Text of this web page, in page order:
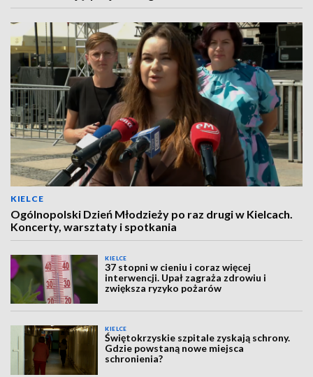
KIELCE
Ogólnopolski Dzień Młodzieży po raz drugi w Kielcach.
Koncerty, warsztaty i spotkania
KIELCE
37 stopni w cieniu i coraz więcej
interwencji. Upał zagraża zdrowiu i
zwiększa ryzyko pożarów
KIELCE
Świętokrzyskie szpitale zyskają schrony.
Gdzie powstaną nowe miejsca
schronienia?